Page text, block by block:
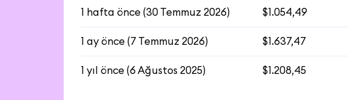
1 hafta önce (30 Temmuz 2026) $1.054,49
1 ay önce (7 Temmuz 2026) $1.637,47
1 yıl önce (6 Ağustos 2025) $1.208,45